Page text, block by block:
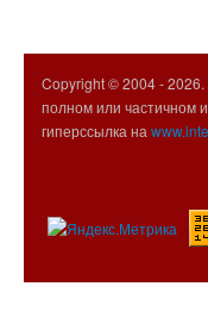
Copyright © 2004 -
полном или частичном
гиперссылка на